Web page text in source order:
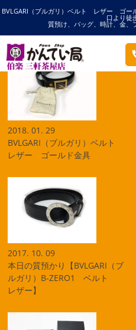
BVLGARI（ブルガリ）ベルト レザー ゴー
口より徒
質預け、バッグ、時計、金、
HOME ブルガリの記事一覧
ブログ
2018. 01. 29
BVLGARI（ブルガリ）ベルト
レザー ゴールド金具
2017. 10. 09
本日の質預かり【BVLGARI（ブ
ルガリ）B-ZERO1 ベルト
レザー】